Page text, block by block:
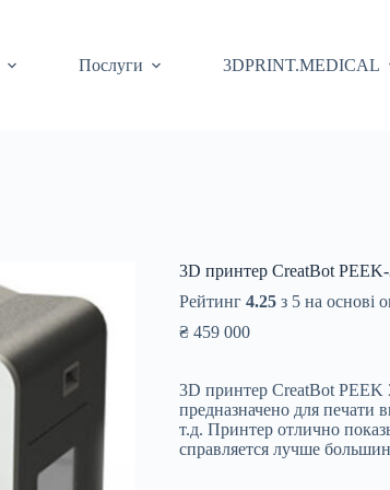
Послуги 3DPRINT.MEDICAL
3D принтер CreatBot
Рейтинг 4.25з 5 на основі
₴459 000
3D принтер CreatBot
предназначено для
т.д. Принтер отлично
справляется лучше